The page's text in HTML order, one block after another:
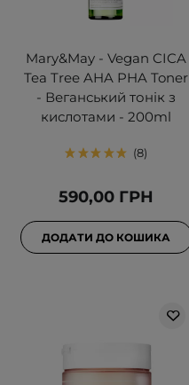
Mary&May - Vegan CICA
Tea Tree AHA PHA Toner
- Веганський тонік з
кислотами - 200ml
8
590,00 ГРН
ДОДАТИ ДО КОШИКА